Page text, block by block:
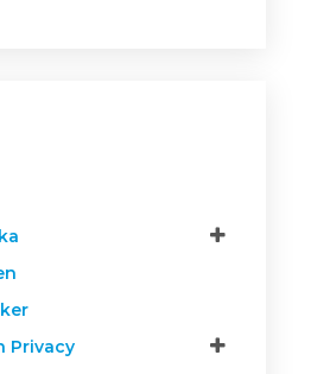
Privacy